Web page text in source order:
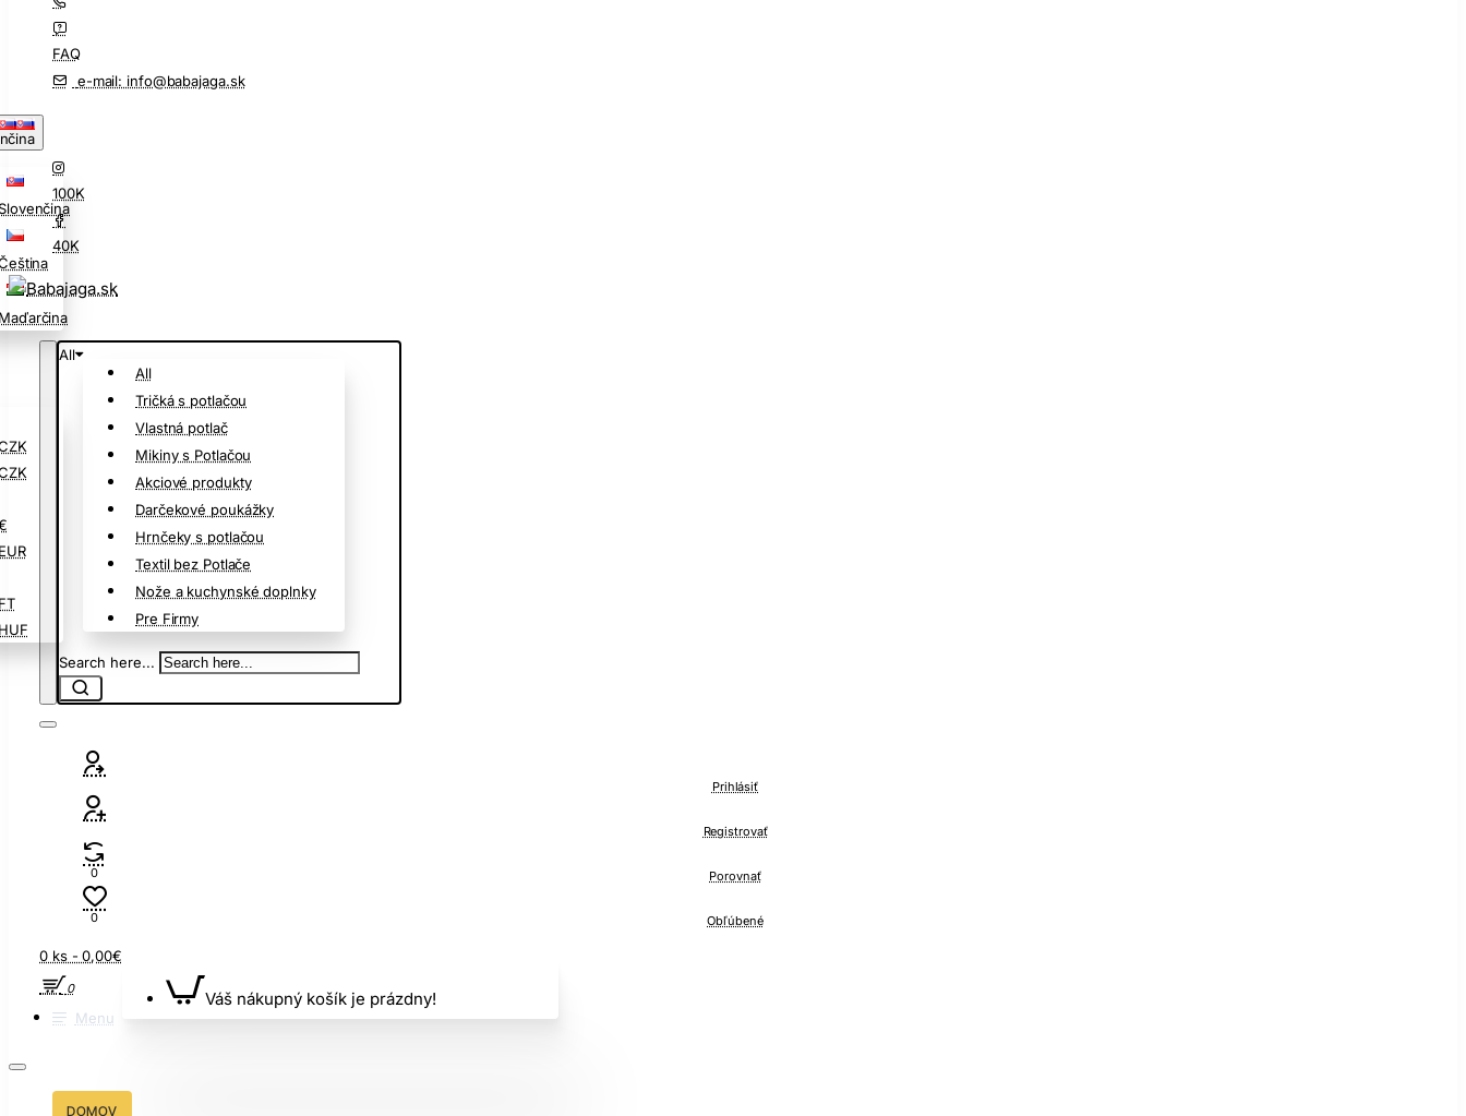
FAQ
e-mail: info@babajaga.sk
100K
40K
All
All
Tričká s potlačou
Vlastná potlač
Mikiny s Potlačou
Akciové produkty
Darčekové poukážky
Hrnčeky s potlačou
Textil bez Potlače
Nože a kuchynské doplnky
Pre Firmy
Search here...
Prihlásiť
Registrovať
Porovnať
0
Obľúbené
0
0 ks - 0,00€
0 Váš nákupný košík je prázdny!
Menu
DOMOV